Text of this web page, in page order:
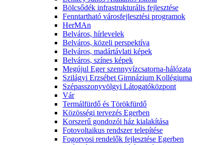
Bölcsődék infrastrukturális fejlesztése
Fenntartható városfejlesztési programok
HerMAn
Belváros, hírlevelek
Belváros, közeli perspektíva
Belváros, madártávlati képek
Belváros, színes képek
Megújul Eger szennyvízcsatorna-hálózata
Szilágyi Erzsébet Gimnázium Kollégiuma
Szépasszonyvölgyi Látogatóközpont
Vár
Termálfürdő és Törökfürdő
Közösségi tervezés Egerben
Korszerű gondozói ház kialakítása
Fotovoltaikus rendszer telepítése
Fogorvosi rendelők fejlesztése Egerben